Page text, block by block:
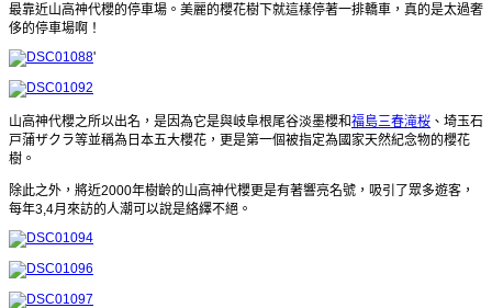
最靠近山高神代櫻的停車場。美麗的櫻花樹下就這樣停著一排轎車，真的是太過奢
侈的停車場啊！
'
山高神代櫻之所以出名，是因為它是與岐阜根尾谷淡墨櫻和福島三春滝桜 、埼玉石
戸蒲ザクラ等並稱為日本五大櫻花，更是第一個被指定為國家天然紀念物的櫻花
樹。
除此之外，將近2000年樹齡的山高神代櫻更是有著響亮名號，吸引了眾多遊客，
每年3,4月來訪的人潮可以說是絡繹不絕。